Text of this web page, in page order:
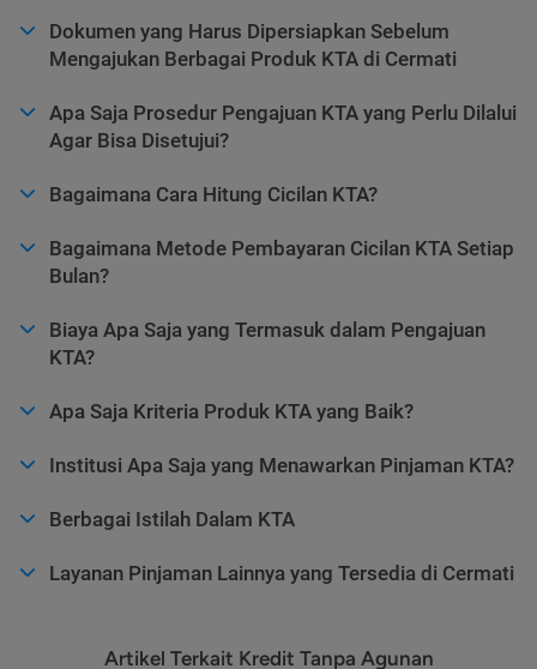
Dokumen yang Harus Dipersiapkan Sebelum
Mengajukan Berbagai Produk KTA di Cermati
Apa Saja Prosedur Pengajuan KTA yang Perlu Dilalui
Agar Bisa Disetujui?
Bagaimana Cara Hitung Cicilan KTA?
Bagaimana Metode Pembayaran Cicilan KTA Setiap
Bulan?
Biaya Apa Saja yang Termasuk dalam Pengajuan
KTA?
Apa Saja Kriteria Produk KTA yang Baik?
Institusi Apa Saja yang Menawarkan Pinjaman KTA?
Berbagai Istilah Dalam KTA
Layanan Pinjaman Lainnya yang Tersedia di Cermati
Artikel Terkait Kredit Tanpa Agunan